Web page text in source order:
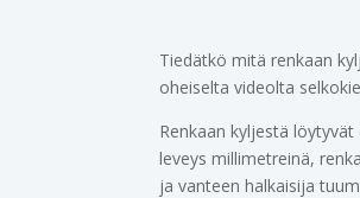
Tiedätkö mitä renkaan
oheiselta videolta
Renkaan kyljestä
leveys millimetreinä,
ja vanteen halkaisija